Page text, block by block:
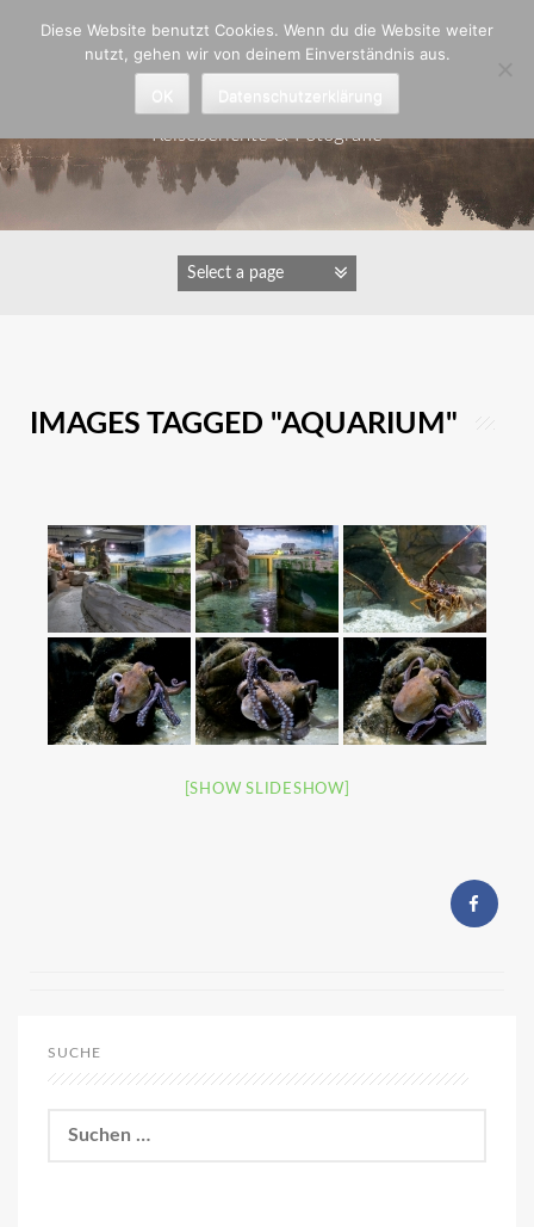
Astrid Padberg
Reiseberichte & Fotografie
IMAGES TAGGED "AQUARIUM"
[SHOW SLIDESHOW]
SUCHE
nach:
Diese Website benutzt Cookies. Wenn du die Website weiter
nutzt, gehen wir von deinem Einverständnis aus.